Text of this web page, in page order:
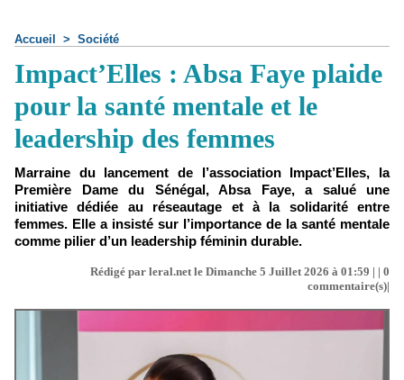
Accueil > Société
Impact’Elles : Absa Faye plaide
pour la santé mentale et le
leadership des femmes
Marraine du lancement de l’association Impact’Elles, la
Première Dame du Sénégal, Absa Faye, a salué une
initiative dédiée au réseautage et à la solidarité entre
femmes. Elle a insisté sur l’importance de la santé mentale
comme pilier d’un leadership féminin durable.
Rédigé par leral.net le Dimanche 5 Juillet 2026 à 01:59 | | 0
commentaire(s)|